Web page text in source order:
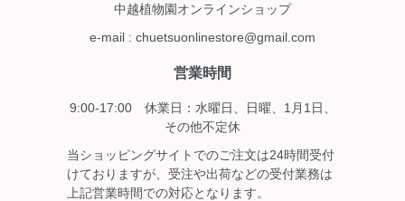
中越植物園オンラインショップ
e-mail : chuetsuonlinestore@gmail.com
営業時間
9:00-17:00 休業日：水曜日、日曜、1月1日、
その他不定休
当ショッピングサイトでのご注文は24時間受付
けておりますが、受注や出荷などの受付業務は
上記営業時間での対応となります。